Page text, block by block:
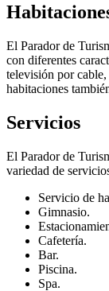
El Parador de
con diferentes
televisión por
habitaciones
Servicios
El Parador de
variedad de
Servicio de
Gimnasio.
Cafetería.
Bar.
Piscina.
Spa.